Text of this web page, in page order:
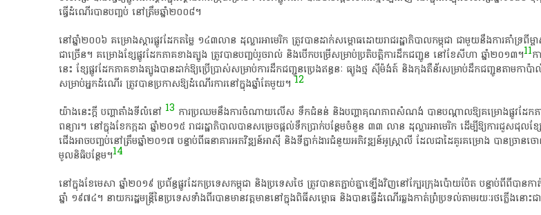
ធ្វើ​ដំណើរ​បាន​បញ្ចប់​ នៅ​ត្រឹម​ឆ្នាំ​២០០៨​។​
នៅ​ឆ្នាំ​២០០៦​ គម្រោង​ស្តារ​ផ្លូវដែក​តម្លៃ​ ១៤៣​លាន​ ដុល្លារ​អា​មេ​រិ​ក​ ត្រូវ​បាន​ដាក់​សម្ពោធ​ដោយ​រាជរដ្ឋាភិបាល​កម្ពុជា​ ជាមួយនឹង​ការ​គាំទ្រ​ពី​
ជា​ច្រើន​។​ គម្រោង​ខ្សែ​ផ្លូវដែក​ភាគ​ខាងត្បូង​ ត្រូវ​បាន​បញ្ចប់​រួចរាល់​ និង​បើក​បម្រើ​សម្រាប់​ប្រតិបត្តិការ​ដឹក​ជញ្ជូន​ នៅ​ខែសីហា​ ឆ្នាំ​២០១៣​។​11ក
នេះ​ ខ្សែ​ផ្លូវដែក​ភាគ​ខាងត្បូង​បាន​ដាក់​ឱ្យ​ប្រើប្រាស់​សម្រាប់​ការ​ដឹក​ជញ្ជូន​ប្រេងឥន្ធនៈ​ ធ្យូងថ្ម​ ស៊ីម៉ង់ត៍​ និង​កុងតឺន័រ​សម្រាប់​ដឹក​ជញ្ជូន​តាម​កា​
សម្រាប់​អ្នកដំណើរ​ ត្រូវ​បាន​ប្រកាស​ឱ្យ​ដំណើរការ​នៅ​ក្នុង​ឆ្នាំ​តែ​មួយ​។​ 12
​យ៉ាងនេះ​ក្តី​ បញ្ហា​តាំងទី​លំនៅ​ 13 ការ​ប្រឈម​នឹង​ការ​ចំណាយ​លើស​ ទឹកជំនន់​ និង​បញ្ហា​គុណភាព​សំណង់​ បាន​បណ្តាល​ឱ្យ​គម្រោង​ផ្លូវដែក​ភា
ពន្យារ​។​ នៅ​ក្នុង​ខែកក្កដា​ ឆ្នាំ​២០១៥​ រាជរដ្ឋាភិបាល​បាន​សម្រេច​ផ្តល់​ទឹកប្រាក់​បន្ថែមចំនួន​ ៣៣​ លាន​ ដុល្លារ​អា​មេ​រិ​ក​ ដើម្បី​ឱ្យ​ការ​ជួសជុល​ខ្ស
ជើង​អាច​បញ្ចប់​នៅ​ត្រឹម​ឆ្នាំ​២០១៧​ បន្ទាប់​ពី​ធនាគារ​អ​ភ​វិ​ឌ្ឍ​ន៍​អាស៊ី​ និង​ទីភ្នាក់ងារ​ជំនួយ​អភិវឌ្ឍន៍​អូស្ត្រាលី​ ដែល​ជា​ដៃគូរ​គម្រោង​ បាន​ច្រ
មូលនិធិ​បន្ថែម​។​14
នៅ​ក្នុង​ខែមេសា​ ឆ្នាំ​២០១៩​ ប្រព័ន្ធ​ផ្លូវដែក​ប្រទេស​កម្ពុជា​ និង​ប្រទេស​ថៃ​ ត្រូវ​បាន​ត​ភ្ជាប់​គ្នា​ឡើង​វិញ​នៅ​ក្បែរ​ក្រុង​ប៉ោយ​ប៉ែ​ត​ បន្ទាប់​ពី​ពី​បាន​កាត់​
ឆ្នាំ​ ១៩៧៤​។​ នាយក​រដ្ឋមន្ត្រី​នៃ​ប្រទេស​ទាំង​ពីរ​បាន​មាន​វត្ត​មាននៅ​ក្នុង​ពិធី​សម្ពោធ​ និង​បាន​ធ្វើ​ដំណើរ​ឆ្លងកាត់​ព្រំប្រទល់​តាម​រយៈ​រថភ្លើង​នោះ​ជ